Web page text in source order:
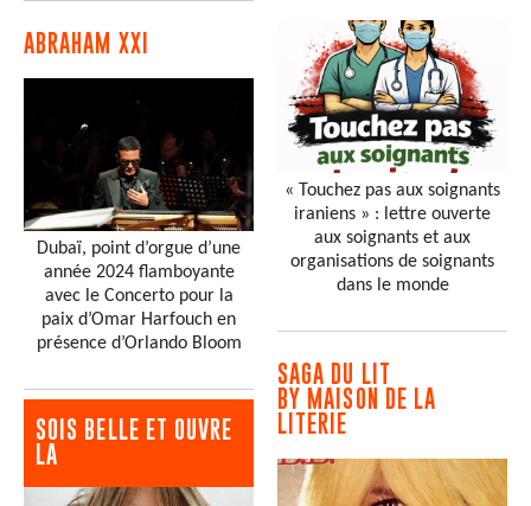
ABRAHAM XXI
Dubaï, point d’orgue d’une
année 2024 flamboyante
avec le Concerto pour la
paix d’Omar Harfouch en
présence d’Orlando Bloom
SOIS BELLE ET OUVRE
LA
« Touchez pas aux soignants
iraniens » : lettre ouverte
aux soignants et aux
organisations de soignants
dans le monde
SAGA DU LIT
BY MAISON DE LA
LITERIE